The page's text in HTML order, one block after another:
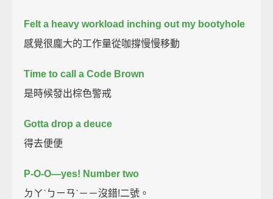
Felt a heavy workload inching out my bootyhole
感覺很龐大的工作量從咖撐慢慢移動
Time to call a Code Brown
是時候發出棕色警戒
Gotta drop a deuce
得去便便
P-O-O—yes! Number two
ㄉㄚˋㄅㄧㄢˋ－－沒錯!二號。